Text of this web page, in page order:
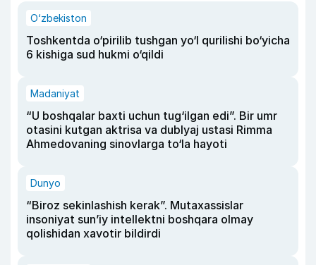
O‘zbekiston
Toshkentda o‘pirilib tushgan yo‘l qurilishi bo‘yicha
6 kishiga sud hukmi o‘qildi
Madaniyat
“U boshqalar baxti uchun tug‘ilgan edi”. Bir umr
otasini kutgan aktrisa va dublyaj ustasi Rimma
Ahmedovaning sinovlarga to‘la hayoti
Dunyo
“Biroz sekinlashish kerak”. Mutaxassislar
insoniyat sun’iy intellektni boshqara olmay
qolishidan xavotir bildirdi